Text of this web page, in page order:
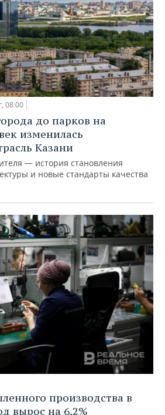
08:00
до парков на
изменилась
Казани
— история становления
и новые стандарты качества
производства в
вырос на 6,2%